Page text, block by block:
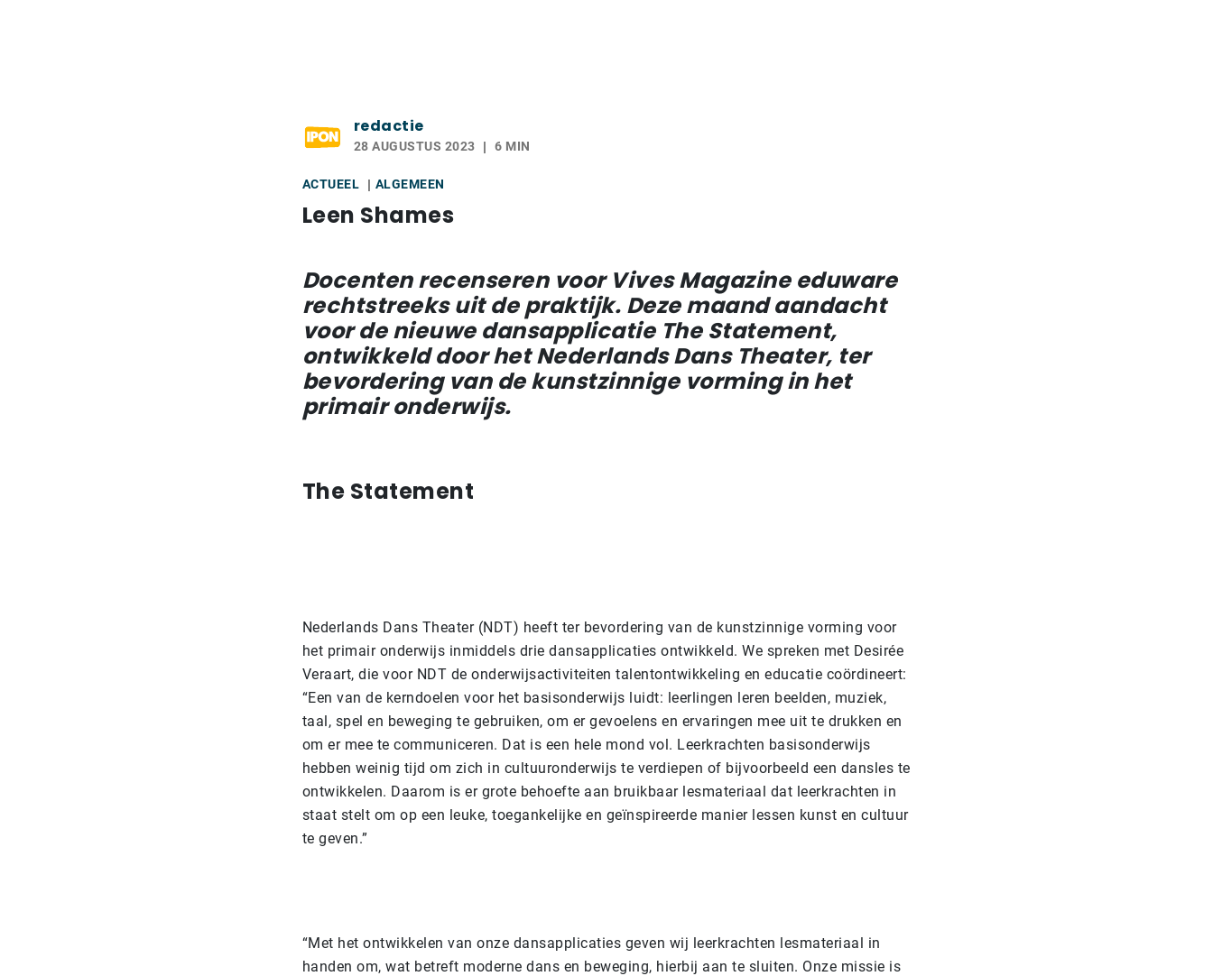
redactie
28 AUGUSTUS 2023 6 MIN
ACTUEEL ALGEMEEN
Leen Shames
Docenten recenseren voor Vives Magazine eduware
rechtstreeks uit de praktijk. Deze maand aandacht
voor de nieuwe dansapplicatie The Statement,
ontwikkeld door het Nederlands Dans Theater, ter
bevordering van de kunstzinnige vorming in het
primair onderwijs.
The Statement
Nederlands Dans Theater (NDT) heeft ter bevordering van de kunstzinnige vorming voor
het primair onderwijs inmiddels drie dansapplicaties ontwikkeld. We spreken met Desirée
Veraart, die voor NDT de onderwijsactiviteiten talentontwikkeling en educatie coördineert:
“Een van de kerndoelen voor het basisonderwijs luidt: leerlingen leren beelden, muziek,
taal, spel en beweging te gebruiken, om er gevoelens en ervaringen mee uit te drukken en
om er mee te communiceren. Dat is een hele mond vol. Leerkrachten basisonderwijs
hebben weinig tijd om zich in cultuuronderwijs te verdiepen of bijvoorbeeld een dansles te
ontwikkelen. Daarom is er grote behoefte aan bruikbaar lesmateriaal dat leerkrachten in
staat stelt om op een leuke, toegankelijke en geïnspireerde manier lessen kunst en cultuur
te geven.”
“Met het ontwikkelen van onze dansapplicaties geven wij leerkrachten lesmateriaal in
handen om, wat betreft moderne dans en beweging, hierbij aan te sluiten. Onze missie is